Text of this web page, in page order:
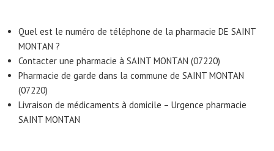
Quel est le numéro de téléphone de la pharmacie DE SAINT
MONTAN ?
Contacter une pharmacie à SAINT MONTAN (07220)
Pharmacie de garde dans la commune de SAINT MONTAN
(07220)
Livraison de médicaments à domicile – Urgence pharmacie
SAINT MONTAN